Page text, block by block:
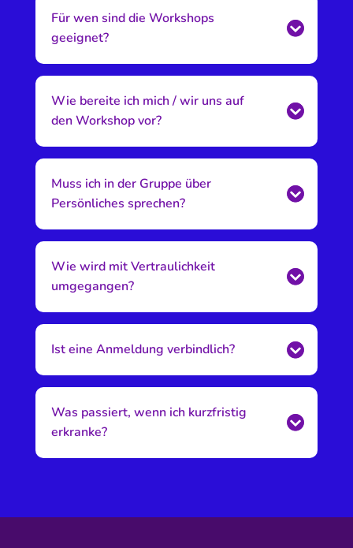
Für wen sind die Workshops
geeignet?
Wie bereite ich mich / wir uns auf
den Workshop vor?
Muss ich in der Gruppe über
Persönliches sprechen?
Wie wird mit Vertraulichkeit
umgegangen?
Ist eine Anmeldung verbindlich?
Was passiert, wenn ich kurzfristig
erkranke?